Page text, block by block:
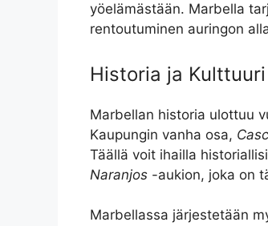
yöelämästään. Marbella
rentoutuminen auringon
Historia ja Kulttuuri
Marbellan historia ulottuu
Kaupungin vanha osa,
Täällä voit ihailla
Naranjos -aukion, joka on
Marbellassa järjestetään